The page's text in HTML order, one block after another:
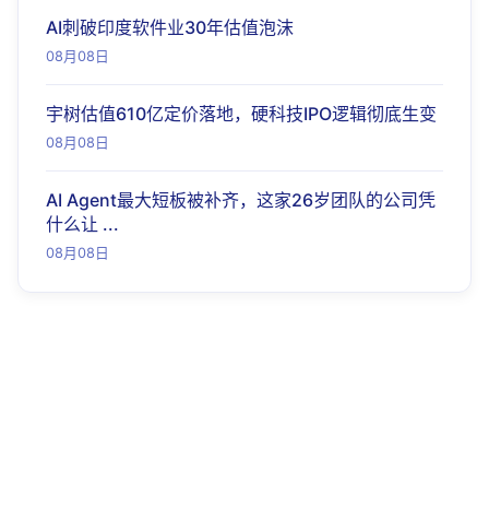
AI刺破印度软件业30年估值泡沫
08月08日
宇树估值610亿定价落地，硬科技IPO逻辑彻底生变
08月08日
AI Agent最大短板被补齐，这家26岁团队的公司凭
什么让 ...
08月08日